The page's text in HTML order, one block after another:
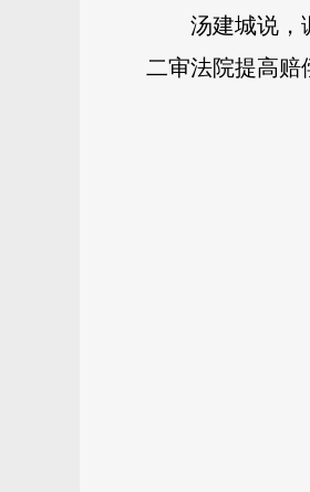
汤建城说，
二审法院提高赔